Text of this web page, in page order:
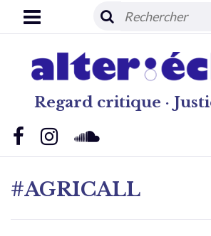
Regard critique ·
#AGRICALL